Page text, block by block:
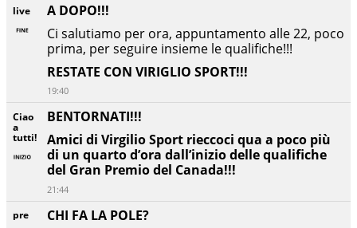
pre
CHI FA LA POLE?
Ciao
a
tutti!
BENTORNATI!!!
Amici di Virgilio Sport rieccoci qua a poco più
di un quarto d’ora dall’inizio delle qualifiche
del Gran Premio del Canada!!!
21:44
live
A DOPO!!!
Ci salutiamo per ora, appuntamento alle 22, poco
prima, per seguire insieme le qualifiche!!!
RESTATE CON VIRIGLIO SPORT!!!
19:40